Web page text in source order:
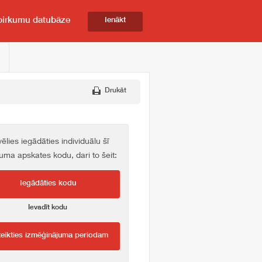
datubāze Ienākt
Drukāt
iegādāties individuālu šī
apskates kodu, dari to šeit:
Iegādāties kodu
Ievadīt kodu
izmēģinājuma periodam